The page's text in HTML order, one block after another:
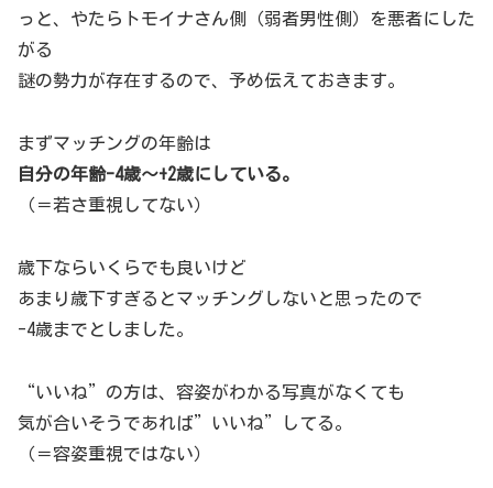
っと、やたらトモイナさん側（弱者男性側）を悪者にした
がる
謎の勢力が存在するので、予め伝えておきます。
まずマッチングの年齢は
自分の年齢-4歳～+2歳にしている。
（＝若さ重視してない）
歳下ならいくらでも良いけど
あまり歳下すぎるとマッチングしないと思ったので
-4歳までとしました。
“いいね”の方は、容姿がわかる写真がなくても
気が合いそうであれば”いいね”してる。
（＝容姿重視ではない）